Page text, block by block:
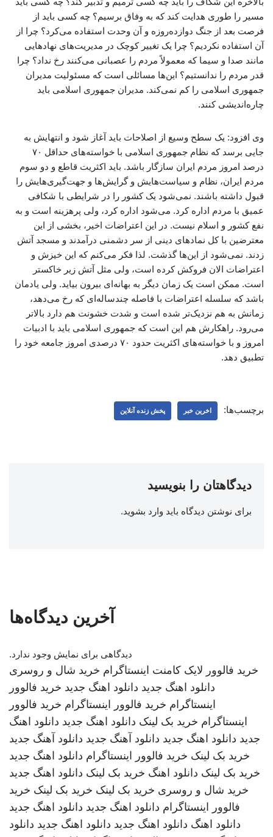
مسیر را طوری هدایت کند که به وفاق برسیم؟ چه کسی باید از
فرصت بعد از جنگ دوازده‌روزه و آن وحدت استفاده می‌کرد؟ چرا از
آن استفاده نکردیم؟ چرا یک تغییر کوچک در مدیریت‌های نهادهایی
مانند صدا و سیما که معمولاً مردم را عصبانی می‌کنند رخ نداد؟ چرا
قدر مردم را ندانستیم؟ این‌ها مسائلی است که مسئولیت مدیران
جمهوری اسلامی را کم نمی‌کند. مدیران جمهوری اسلامی باید
چاره‌اندیشی کنند.
وی افزود: یک سطح وسیع از اصلاحات باید آغاز شود و انتهایش به
جایی برسد که نظام جمهوری اسلامی با خواسته‌های حداقل ۷۰
درصد امروز مردم ایران سازگار باشد. باید اکثریت قاطع و دو سوم
مردم ایران، نظام و سیاست‌هایش و گرایش‌ها و جهت‌گیری‌هایش را
قبول داشته باشند. نمی‌شود یک کشور را در شرایطی با شکافی
عمیق با مردم اداره کرد. می‌شود اداره کرد، ولی پرهزینه است و به
نفع کشور و اسلام نیست. در این اعتراضات اخیر، بخشی از این
معترضین با کل نمادهای دینی از سر دشمنی درآمدند و مسجد آتش
زدند. نمی‌شود از این‌ها گذشت. لذا فکر می‌کنم که این خیزش و
اعتراضات الان فروکش کرده است، ولی مثل آتش زیر خاکستر
است. ممکن است یک زمان دیگر به بهانه‌ای بیرون بیاید. ولی یادمان
باشد که سلسله اعتراضات با فاصله چندساله‌ای که رخ می‌دهد،
زمانش به هم نزدیک‌تر شده است و شدت خشونت هم دارد بالاتر
می‌رود. راهکارش هم این است که جمهوری اسلامی باید با ادبیات
امروز و با خواسته‌های اکثریت حدود ۷۰ درصدی امروز جامعه خود را
تطبیق دهد.
برچسب‌ها: اخرین خبر پخش زنده آنلاین
دیدگاهتان را بنویسید
برای نوشتن دیدگاه باید وارد بشوید.
آخرین دیدگاه‌ها
دیدگاهی برای نمایش وجود ندارد.
خرید فالوور لایک کامنت اینستاگرام خرید شال و روسری
دانلود اهنگ جدید دانلود اهنگ جدید خرید فالوور
اینستاگرام خرید فالوور اینستاگرام خرید فالوور
اینستاگرام خرید بک لینک دانلود اهنگ جدید دانلود اهنگ
جدید دانلود اهنگ جدید دانلود آهنگ جدید دانلود آهنگ جدید
خرید بک لینک خرید فالوور اینستاگرام دانلود اهنگ جدید
خرید بک لینک دانلود اهنگ خرید بک لینک دانلود اهنگ جدید
خرید شال و روسری خرید بک لینک خرید بک لینک خرید
فالوور اینستاگرام دانلود اهنگ جدید دانلود اهنگ جدید
دانلود اهنگ دانلود اهنگ جدید دانلود اهنگ جدید دانلود